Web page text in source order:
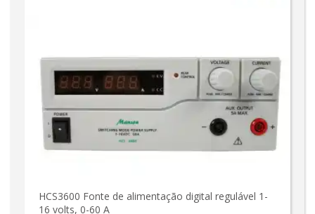
HCS3600 Fonte de alimentação digital regulável 1-
16 volts, 0-60 A